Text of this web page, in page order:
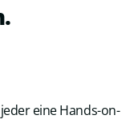
eine Hands-on-